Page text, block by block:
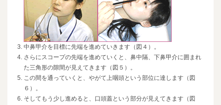
中鼻甲介を目標に先端を進めていきます（図４）。
さらにスコープの先端を進めていくと、鼻中隔、下鼻甲介に囲まれ
た三角形の隙間が見えてきます（図５）。
この間を通っていくと、やがて上咽頭という部位に達します（図
６）。
そしてもう少し進めると、口頭蓋という部分が見えてきます（図